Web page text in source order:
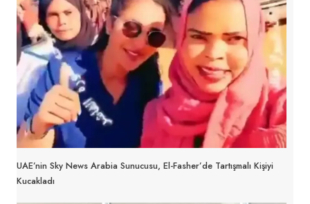
UAE’nin Sky News Arabia Sunucusu, El-Fasher’de Tartışmalı Kişiyi
Kucakladı